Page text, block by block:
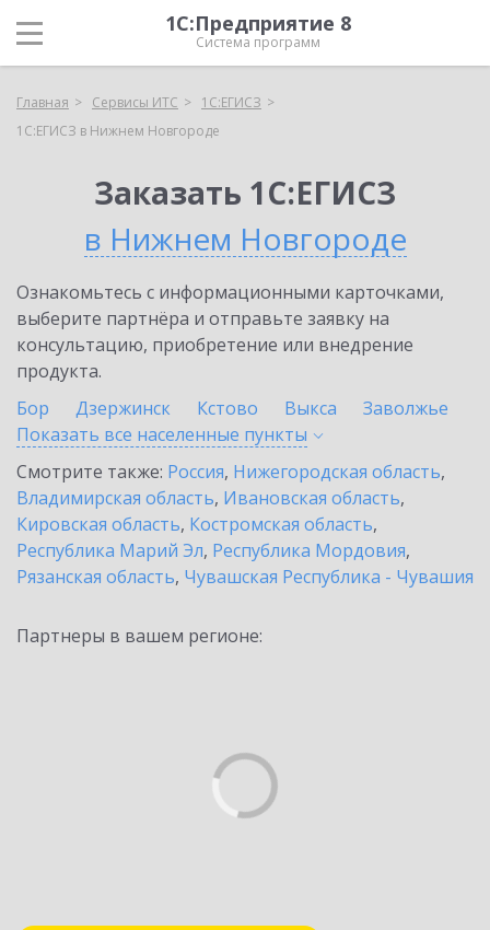
1С:Предприятие 8
Система программ
Главная Сервисы ИТС
1С:ЕГИСЗ
1С:ЕГИСЗ в Нижнем Новгороде
Заказать 1С:ЕГИСЗ
в Нижнем Новгороде
Ознакомьтесь с информационными карточками,
выберите партнёра и отправьте заявку на
консультацию, приобретение или внедрение
продукта.
Бор
Дзержинск Кстово Выкса
Заволжье
Показать все населенные пункты
Смотрите также: Россия, Нижегородская область,
Владимирская область, Ивановская область,
Кировская область, Костромская область,
Республика Марий Эл, Республика Мордовия,
Рязанская область, Чувашская Республика - Чувашия
Партнеры в вашем регионе: